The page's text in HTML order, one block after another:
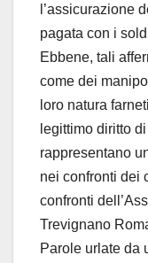
l’assicurazione
pagata con i
Ebbene, tali
come dei
loro natura
legittimo diritto
rappresentano
nei confronti dei
confronti
Trevignano
Parole urlate da